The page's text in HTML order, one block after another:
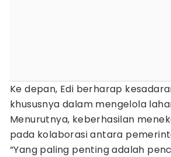
Ke depan, Edi berharap
khususnya dalam mengelola
Menurutnya, keberhasilan
pada kolaborasi antara
“Yang paling penting adalah